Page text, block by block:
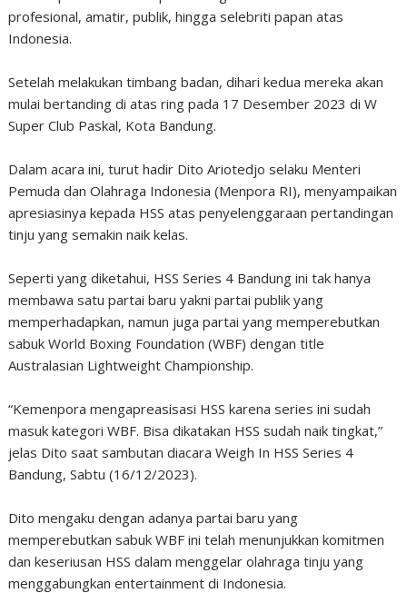
profesional, amatir, publik, hingga selebriti papan atas
Indonesia.
Setelah melakukan timbang badan, dihari kedua mereka akan
mulai bertanding di atas ring pada 17 Desember 2023 di W
Super Club Paskal, Kota Bandung.
Dalam acara ini, turut hadir Dito Ariotedjo selaku Menteri
Pemuda dan Olahraga Indonesia (Menpora RI), menyampaikan
apresiasinya kepada HSS atas penyelenggaraan pertandingan
tinju yang semakin naik kelas.
Seperti yang diketahui, HSS Series 4 Bandung ini tak hanya
membawa satu partai baru yakni partai publik yang
memperhadapkan, namun juga partai yang memperebutkan
sabuk World Boxing Foundation (WBF) dengan title
Australasian Lightweight Championship.
“Kemenpora mengapreasisasi HSS karena series ini sudah
masuk kategori WBF. Bisa dikatakan HSS sudah naik tingkat,”
jelas Dito saat sambutan diacara Weigh In HSS Series 4
Bandung, Sabtu (16/12/2023).
Dito mengaku dengan adanya partai baru yang
memperebutkan sabuk WBF ini telah menunjukkan komitmen
dan keseriusan HSS dalam menggelar olahraga tinju yang
menggabungkan entertainment di Indonesia.